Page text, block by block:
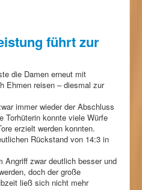
führt zur
die Damen erneut mit
Ehmen reisen – diesmal zur
immer wieder der Abschluss
Torhüterin konnte viele Würfe
erzielt werden konnten.
Rückstand von 14:3 in
Angriff zwar deutlich besser und
doch der große
ließ sich nicht mehr